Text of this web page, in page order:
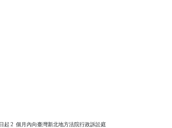
起 2  個月內向臺灣新北地方法院行政訴訟庭